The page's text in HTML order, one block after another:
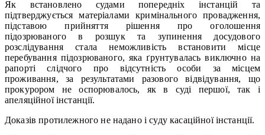
Як встановлено судами попередніх інстанцій та
підтверджується матеріалами кримінального провадження,
підставою прийняття рішення про оголошення
підозрюваного в розшук та зупинення досудового
розслідування стала неможливість встановити місце
перебування підозрюваного, яка ґрунтувалась виключно на
рапорті слідчого про відсутність особи за місцем
проживання, за результатами разового відвідування, що
прокурором не оспорювалось, як в суді першої, так і
апеляційної інстанції.
Доказів протилежного не надано і суду касаційної інстанції.